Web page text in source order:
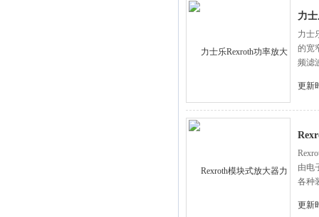
力
力士
的宽
频滤
更新
由电
各种
更新